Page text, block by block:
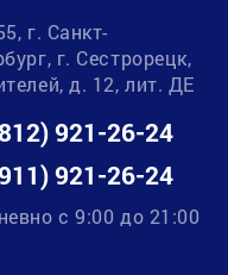
г. Санкт-
г. Сестрорецк,
д. 12, лит. ДЕ
921-26-24
921-26-24
с 9:00 до 21:00